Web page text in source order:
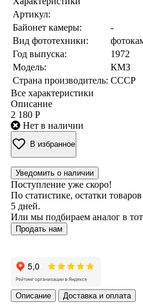
Артикул:
Байонет камеры:
-
Вид фототехники:
Год выпуска:
1972
Модель:
КМЗ
Страна производитель: СССР
Все характеристики
Описание
2 180 Р
Нет в наличии
В избранное
Уведомить о наличии
Поступление уже скоро!
По статистике, остатки
5 дней.
Или мы подбираем аналог в
Продать нам
Описание Доставка и оплата